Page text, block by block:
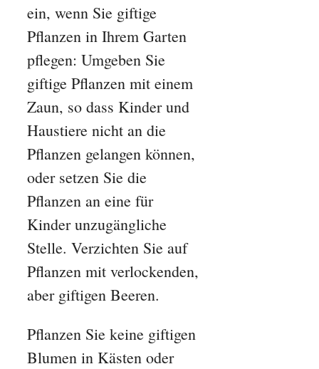
ein, wenn Sie giftige
Pflanzen in Ihrem Garten
pflegen: Umgeben Sie
giftige Pflanzen mit einem
Zaun, so dass Kinder und
Haustiere nicht an die
Pflanzen gelangen können,
oder setzen Sie die
Pflanzen an eine für
Kinder unzugängliche
Stelle. Verzichten Sie auf
Pflanzen mit verlockenden,
aber giftigen Beeren.
Pflanzen Sie keine giftigen
Blumen in Kästen oder